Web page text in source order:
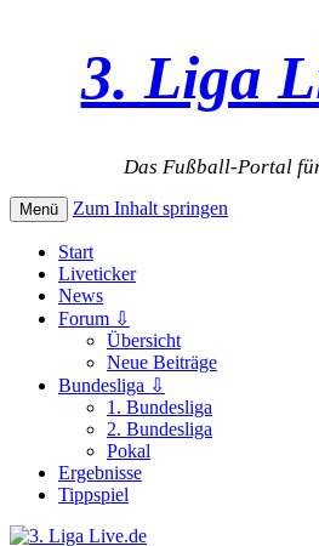
3. Liga
Das Fußball-Portal
Menü Zum Inhalt springen
Start
Liveticker
News
Forum ⇩
Übersicht
Neue Beiträge
Bundesliga ⇩
1. Bundesliga
2. Bundesliga
Pokal
Ergebnisse
Tippspiel